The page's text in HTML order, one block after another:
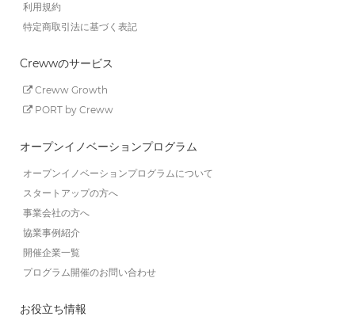
利用規約
特定商取引法に基づく表記
Crewwのサービス
Creww Growth
PORT by Creww
オープンイノベーションプログラム
オープンイノベーションプログラムについて
スタートアップの方へ
事業会社の方へ
協業事例紹介
開催企業一覧
プログラム開催のお問い合わせ
お役立ち情報